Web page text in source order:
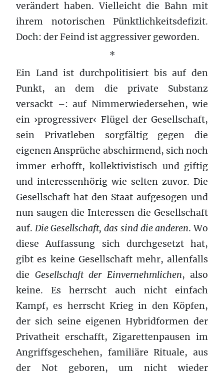
verändert haben. Vielleicht die Bahn mit
ihrem notorischen Pünktlichkeitsdefizit.
Doch: der Feind ist aggressiver geworden.
*
Ein Land ist durchpolitisiert bis auf den
Punkt, an dem die private Substanz
versackt –: auf Nimmerwiedersehen, wie
ein ›progressiver‹ Flügel der Gesellschaft,
sein Privatleben sorgfältig gegen die
eigenen Ansprüche abschirmend, sich noch
immer erhofft, kollektivistisch und giftig
und interessenhörig wie selten zuvor. Die
Gesellschaft hat den Staat aufgesogen und
nun saugen die Interessen die Gesellschaft
auf. Die Gesellschaft, das sind die anderen. Wo
diese Auffassung sich durchgesetzt hat,
gibt es keine Gesellschaft mehr, allenfalls
die Gesellschaft der Einvernehmlichen, also
keine. Es herrscht auch nicht einfach
Kampf, es herrscht Krieg in den Köpfen,
der sich seine eigenen Hybridformen der
Privatheit erschafft, Zigarettenpausen im
Angriffsgeschehen, familiäre Rituale, aus
der Not geboren, um nicht wieder